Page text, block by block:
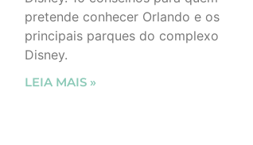
pretende conhecer Orlando e os
principais parques do complexo
Disney.
LEIA MAIS »